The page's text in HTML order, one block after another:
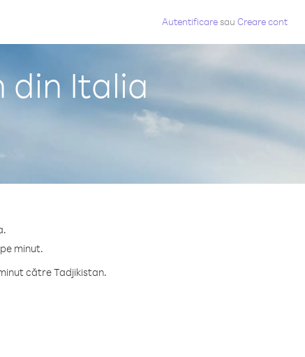
Autentificaresau Creare cont
din Italia
minut.
către Tadjikistan.